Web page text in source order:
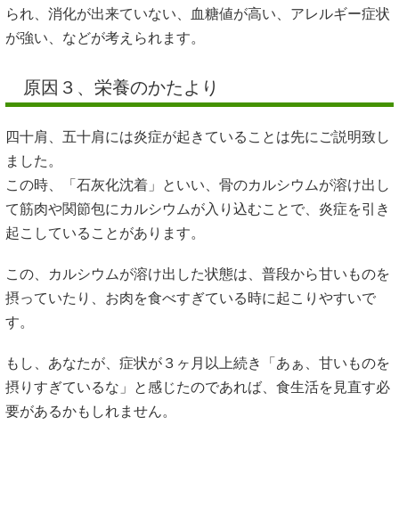
られ、消化が出来ていない、血糖値が高い、アレルギー症状
が強い、などが考えられます。
原因３、栄養のかたより
四十肩、五十肩には炎症が起きていることは先にご説明致し
ました。
この時、「石灰化沈着」といい、骨のカルシウムが溶け出し
て筋肉や関節包にカルシウムが入り込むことで、炎症を引き
起こしていることがあります。
この、カルシウムが溶け出した状態は、普段から甘いものを
摂っていたり、お肉を食べすぎている時に起こりやすいで
す。
もし、あなたが、症状が３ヶ月以上続き「あぁ、甘いものを
摂りすぎているな」と感じたのであれば、食生活を見直す必
要があるかもしれません。